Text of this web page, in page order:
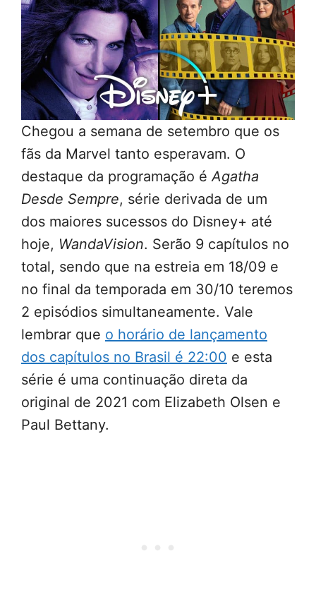
Chegou a semana de setembro que os
fãs da Marvel tanto esperavam. O
destaque da programação éAgatha
Desde Sempre, série derivada de um
dos maiores sucessos do Disney+ até
hoje, WandaVision. Serão 9 capítulos no
total, sendo que na estreia em 18/09 e
no final da temporada em 30/10 teremos
2 episódios simultaneamente. Vale
lembrar que o horário de lançamento
dos capítulos no Brasil é 22:00 e esta
série é uma continuação direta da
original de 2021 com Elizabeth Olsen e
Paul Bettany.